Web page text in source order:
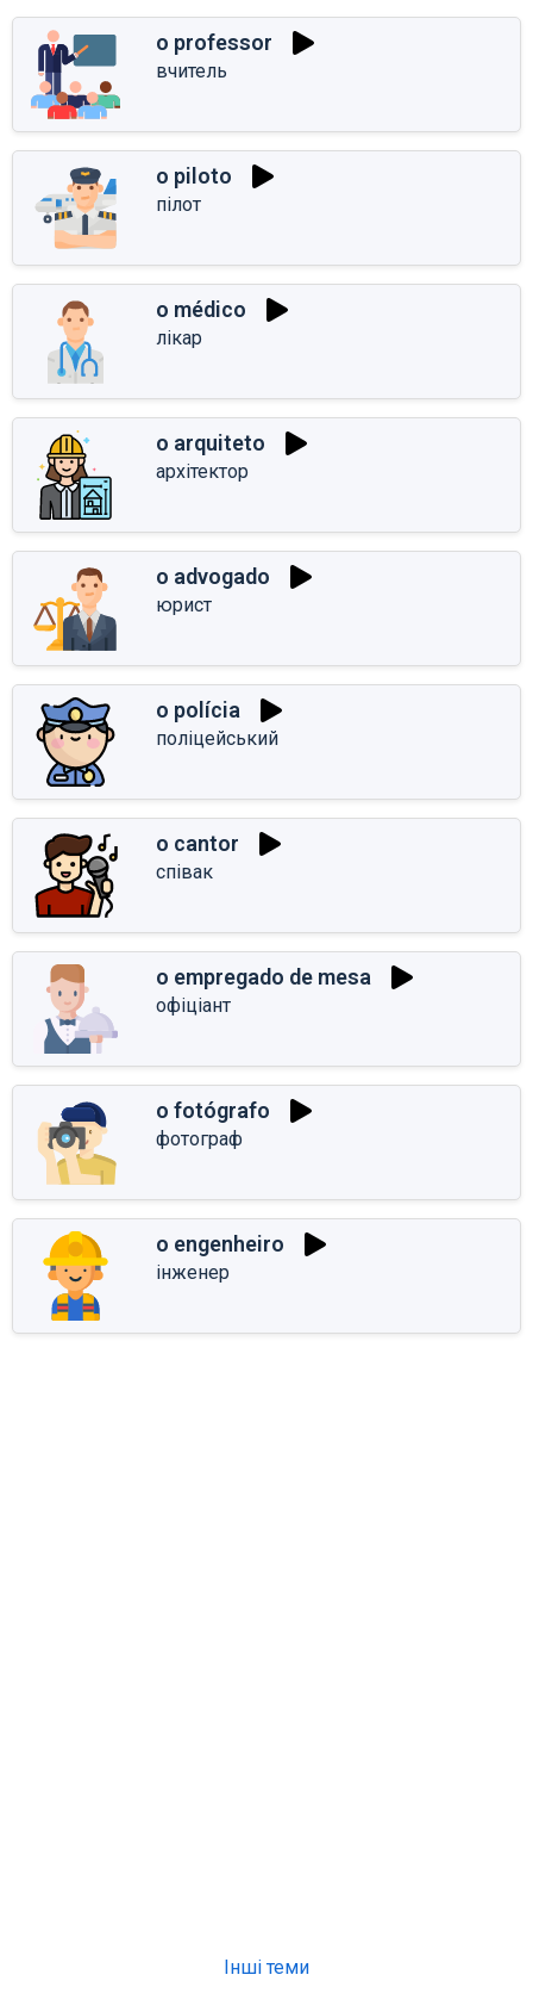
o professor
вчитель
o piloto
пілот
o médico
лікар
o arquiteto
архітектор
o advogado
юрист
o polícia
поліцейський
o cantor
співак
o empregado de mesa
офіціант
o fotógrafo
фотограф
o engenheiro
інженер
Інші теми